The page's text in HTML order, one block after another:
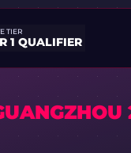
TIER
1 QUALIFIER